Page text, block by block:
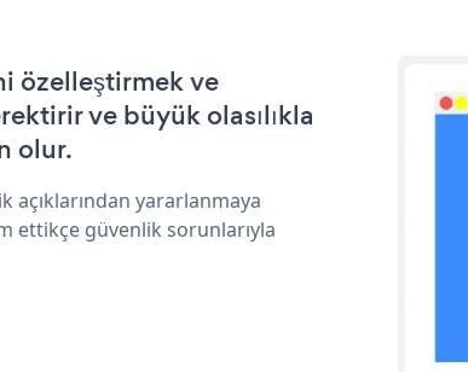
özelleştirmek ve
ve büyük olasılıkla
olur.
açıklarından yararlanmaya
ettikçe güvenlik sorunlarıyla